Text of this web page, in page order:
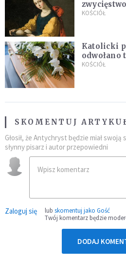
KOŚCIÓŁ
Katolicki
odwołano
KOŚCIÓŁ
SKOMENTUJ
Głosił, że Antychryst będzie miał swoją
słynny pisarz i autor przepowiedni
Zaloguj się lub skomentuj jako Gość
Twój komentarz będzie
DODAJ